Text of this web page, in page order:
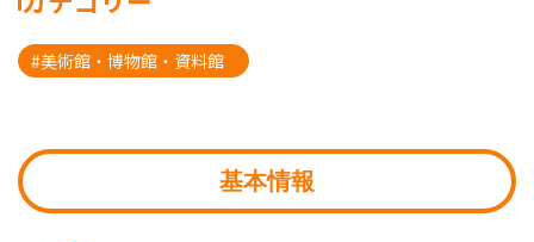
#美術館・博物館・資料館
基本情報